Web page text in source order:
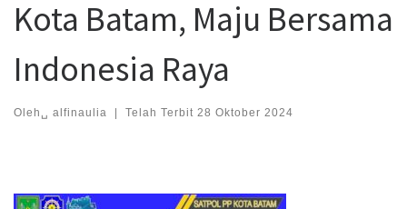
Kota Batam, Maju Bersama
Indonesia Raya
Oleh␣ alfinaulia | Telah Terbit 28 Oktober 2024